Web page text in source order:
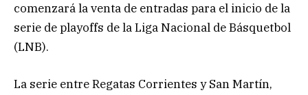
comenzará la venta de entradas para el inicio de la
serie de playoffs de la Liga Nacional de Básquetbol
(LNB).
La serie entre Regatas Corrientes y San Martín,